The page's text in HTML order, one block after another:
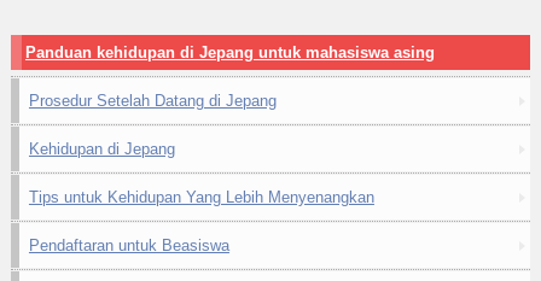
Panduan kehidupan di Jepang untuk mahasiswa asing
Prosedur Setelah Datang di Jepang
Kehidupan di Jepang
Tips untuk Kehidupan Yang Lebih Menyenangkan
Pendaftaran untuk Beasiswa